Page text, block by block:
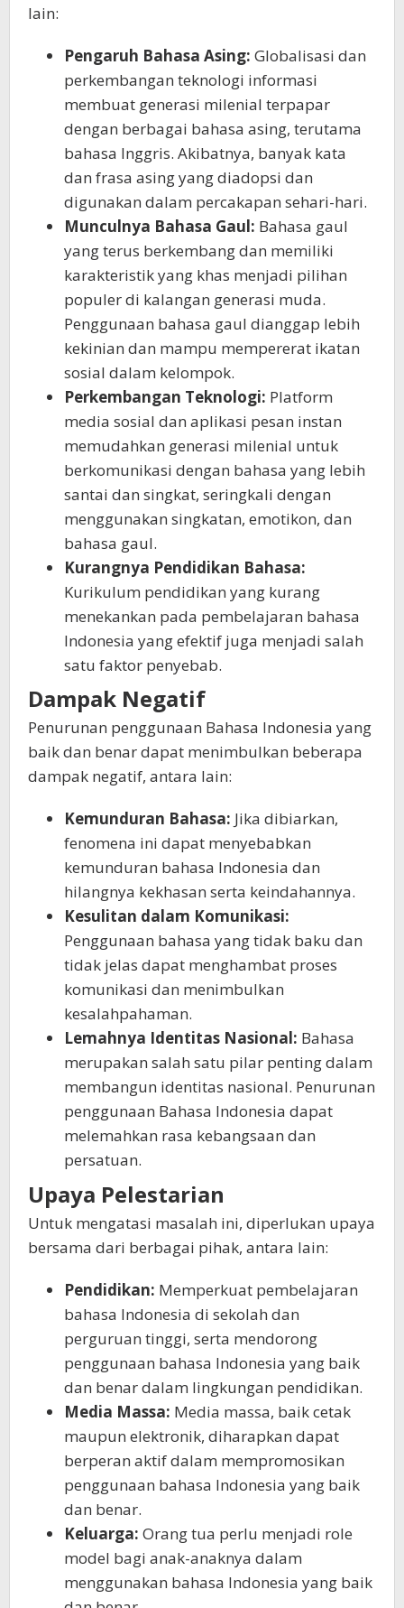
lain:
Pengaruh Bahasa Asing: Globalisasi dan
perkembangan teknologi informasi
membuat generasi milenial terpapar
dengan berbagai bahasa asing, terutama
bahasa Inggris. Akibatnya, banyak kata
dan frasa asing yang diadopsi dan
digunakan dalam percakapan sehari-hari.
Munculnya Bahasa Gaul: Bahasa gaul
yang terus berkembang dan memiliki
karakteristik yang khas menjadi pilihan
populer di kalangan generasi muda.
Penggunaan bahasa gaul dianggap lebih
kekinian dan mampu mempererat ikatan
sosial dalam kelompok.
Perkembangan Teknologi: Platform
media sosial dan aplikasi pesan instan
memudahkan generasi milenial untuk
berkomunikasi dengan bahasa yang lebih
santai dan singkat, seringkali dengan
menggunakan singkatan, emotikon, dan
bahasa gaul.
Kurangnya Pendidikan Bahasa:
Kurikulum pendidikan yang kurang
menekankan pada pembelajaran bahasa
Indonesia yang efektif juga menjadi salah
satu faktor penyebab.
Dampak Negatif
Penurunan penggunaan Bahasa Indonesia yang
baik dan benar dapat menimbulkan beberapa
dampak negatif, antara lain:
Kemunduran Bahasa: Jika dibiarkan,
fenomena ini dapat menyebabkan
kemunduran bahasa Indonesia dan
hilangnya kekhasan serta keindahannya.
Kesulitan dalam Komunikasi:
Penggunaan bahasa yang tidak baku dan
tidak jelas dapat menghambat proses
komunikasi dan menimbulkan
kesalahpahaman.
Lemahnya Identitas Nasional: Bahasa
merupakan salah satu pilar penting dalam
membangun identitas nasional. Penurunan
penggunaan Bahasa Indonesia dapat
melemahkan rasa kebangsaan dan
persatuan.
Upaya Pelestarian
Untuk mengatasi masalah ini, diperlukan upaya
bersama dari berbagai pihak, antara lain:
Pendidikan: Memperkuat pembelajaran
bahasa Indonesia di sekolah dan
perguruan tinggi, serta mendorong
penggunaan bahasa Indonesia yang baik
dan benar dalam lingkungan pendidikan.
Media Massa: Media massa, baik cetak
maupun elektronik, diharapkan dapat
berperan aktif dalam mempromosikan
penggunaan bahasa Indonesia yang baik
dan benar.
Keluarga: Orang tua perlu menjadi role
model bagi anak-anaknya dalam
menggunakan bahasa Indonesia yang baik